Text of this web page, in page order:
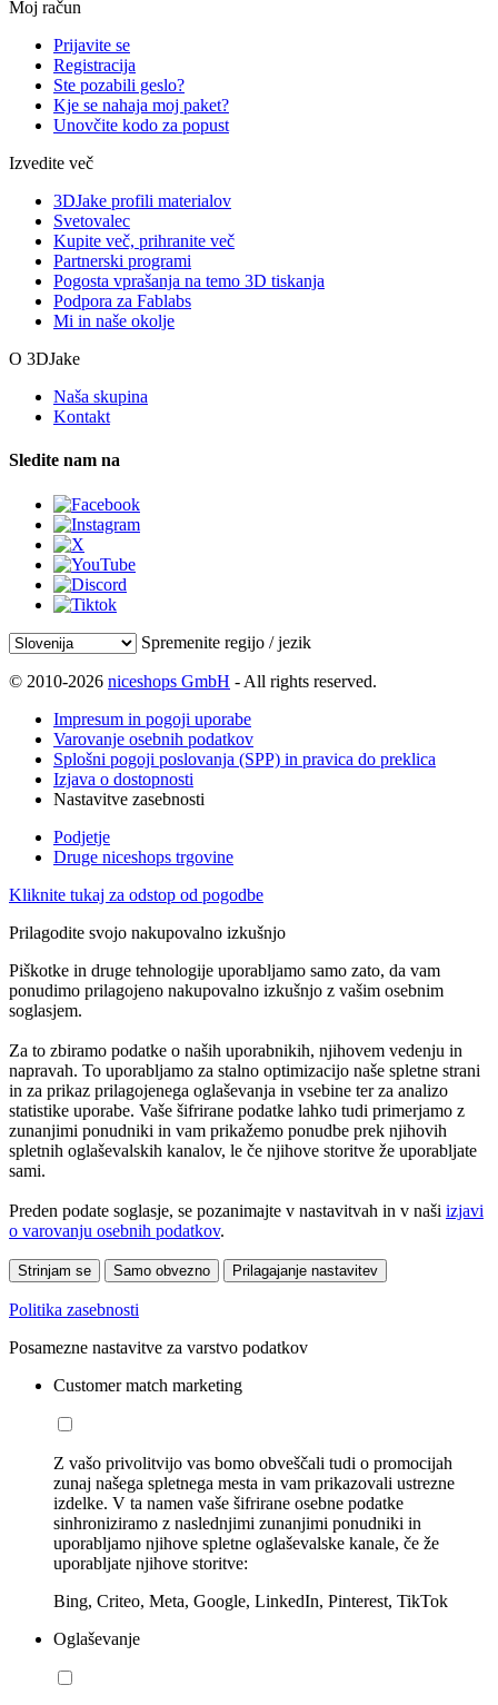
Moj račun
Prijavite se
Registracija
Ste pozabili geslo?
Kje se nahaja moj paket?
Unovčite kodo za popust
Izvedite več
3DJake profili materialov
Svetovalec
Kupite več, prihranite več
Partnerski programi
Pogosta vprašanja na temo 3D tiskanja
Podpora za Fablabs
Mi in naše okolje
O 3DJake
Naša skupina
Kontakt
Sledite nam na
Spremenite regijo / jezik
© 2010-2026 niceshops GmbH - All rights reserved.
Impresum in pogoji uporabe
Varovanje osebnih podatkov
Splošni pogoji poslovanja (SPP) in pravica do preklica
Izjava o dostopnosti
Nastavitve zasebnosti
Podjetje
Druge niceshops trgovine
Kliknite tukaj za odstop od pogodbe
Prilagodite svojo nakupovalno izkušnjo
Piškotke in druge tehnologije uporabljamo samo zato, da vam
ponudimo prilagojeno nakupovalno izkušnjo z vašim osebnim
soglasjem.
Za to zbiramo podatke o naših uporabnikih, njihovem vedenju in
napravah. To uporabljamo za stalno optimizacijo naše spletne strani
in za prikaz prilagojenega oglaševanja in vsebine ter za analizo
statistike uporabe. Vaše šifrirane podatke lahko tudi primerjamo z
zunanjimi ponudniki in vam prikažemo ponudbe prek njihovih
spletnih oglaševalskih kanalov, le če njihove storitve že uporabljate
sami.
Preden podate soglasje, se pozanimajte v nastavitvah in v naši izjavi
o varovanju osebnih podatkov.
Strinjam se Samo obvezno Prilagajanje nastavitev
Politika zasebnosti
Posamezne nastavitve za varstvo podatkov
Customer match marketing
Z vašo privolitvijo vas bomo obveščali tudi o promocijah
zunaj našega spletnega mesta in vam prikazovali ustrezne
izdelke. V ta namen vaše šifrirane osebne podatke
sinhroniziramo z naslednjimi zunanjimi ponudniki in
uporabljamo njihove spletne oglaševalske kanale, če že
uporabljate njihove storitve:
Bing, Criteo, Meta, Google, LinkedIn, Pinterest, TikTok
Oglaševanje